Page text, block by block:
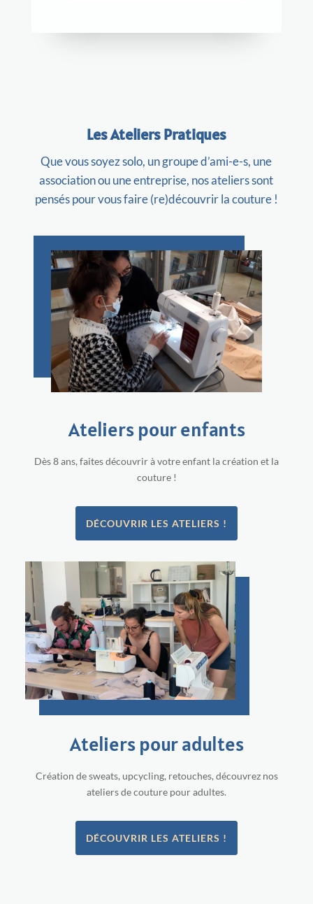
Les Ateliers Pratiques
Que vous soyez solo, un groupe d’ami-e-s, une
association ou une entreprise, nos ateliers sont
pensés pour vous faire (re)découvrir la couture !
Ateliers pour enfants
Dès 8 ans, faites découvrir à votre enfant la création et la
couture !
DÉCOUVRIR LES ATELIERS !
Ateliers pour adultes
Création de sweats, upcycling, retouches, découvrez nos
ateliers de couture pour adultes.
DÉCOUVRIR LES ATELIERS !